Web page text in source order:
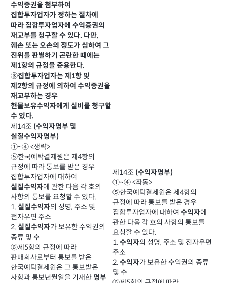
수익증권을 첨부하여
집합투자업자가 정하는 절차에
따라 집합투자업자에 수익증권의
재교부를 청구할 수 있다. 다만,
훼손 또는 오손의 정도가 심하여 그
진위를 판별하기 곤란한 때에는
제1항의 규정을 준용한다.
③집합투자업자는 제1항 및
제2항의 규정에 의하여 수익증권을
재교부하는 경우
현물보유수익자에게 실비를 청구할
수 있다.
제14조 (수익자명부 및
실질수익자명부)
①~④ <생략>
⑤한국예탁결제원은 제4항의
규정에 따라 통보를 받은 경우
집합투자업자에 대하여
실질수익자에 관한 다음 각 호의
사항의 통보를 요청할 수 있다.
1. 실질수익자의 성명, 주소 및
전자우편 주소
2. 실질수익자가 보유한 수익권의
종류 및 수
⑥제5항의 규정에 따라
판매회사로부터 통보를 받은
한국예탁결제원은 그 통보받은
사항과 통보년월일을 기재한 명부
제14조 (수익자명부)
①~④ <좌동>
⑤한국예탁결제원은 제4항의
규정에 따라 통보를 받은 경우
집합투자업자에 대하여 수익자에
관한 다음 각 호의 사항의 통보를
요청할 수 있다.
1. 수익자의 성명, 주소 및 전자우편
주소
2. 수익자가 보유한 수익권의 종류
및 수